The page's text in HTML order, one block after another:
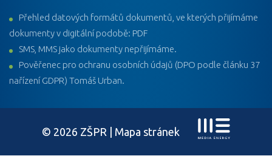
Přehled datových formátů dokumentů, ve kterých přijímáme
dokumenty v digitální podobě: PDF
SMS, MMS jako dokumenty nepřijímáme.
Pověřenec pro ochranu osobních údajů (DPO podle článku 37
nařízení GDPR) Tomáš Urban.
© 2026 ZŠPR | Mapa stránek